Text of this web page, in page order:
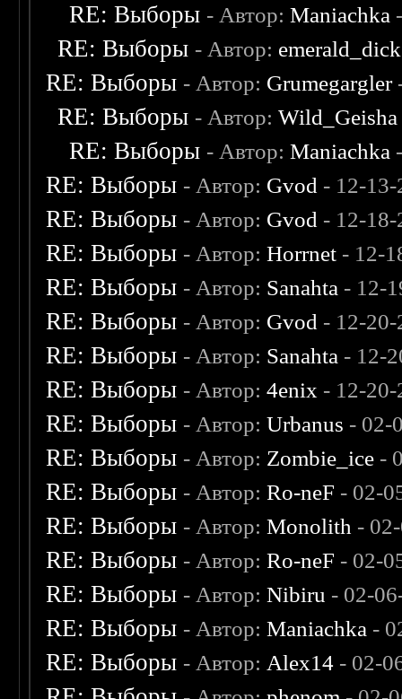
RE: Выборы - Автор:Maniachka
RE: Выборы - Автор: emerald_dick
RE: Выборы - Автор: Grumegargler
RE: Выборы - Автор:Wild_Geisha
RE: Выборы - Автор:Maniachka
RE: Выборы - Автор: Gvod - 12-
RE: Выборы - Автор: Gvod - 12-
RE: Выборы - Автор:Horrnet - 12-
RE: Выборы - Автор: Sanahta - 12-
RE: Выборы - Автор: Gvod - 12-
RE: Выборы - Автор: Sanahta - 12-
RE: Выборы - Автор:4enix - 12-
RE: Выборы - Автор:Urbanus - 02-
RE: Выборы - Автор: Zombie_ice -
RE: Выборы - Автор:Ro-neF - 02-
RE: Выборы - Автор:Monolith -
RE: Выборы - Автор:Ro-neF - 02-
RE: Выборы - Автор:Nibiru - 02-
RE: Выборы - Автор:Maniachka -
RE: Выборы - Автор: Alex14 - 02-